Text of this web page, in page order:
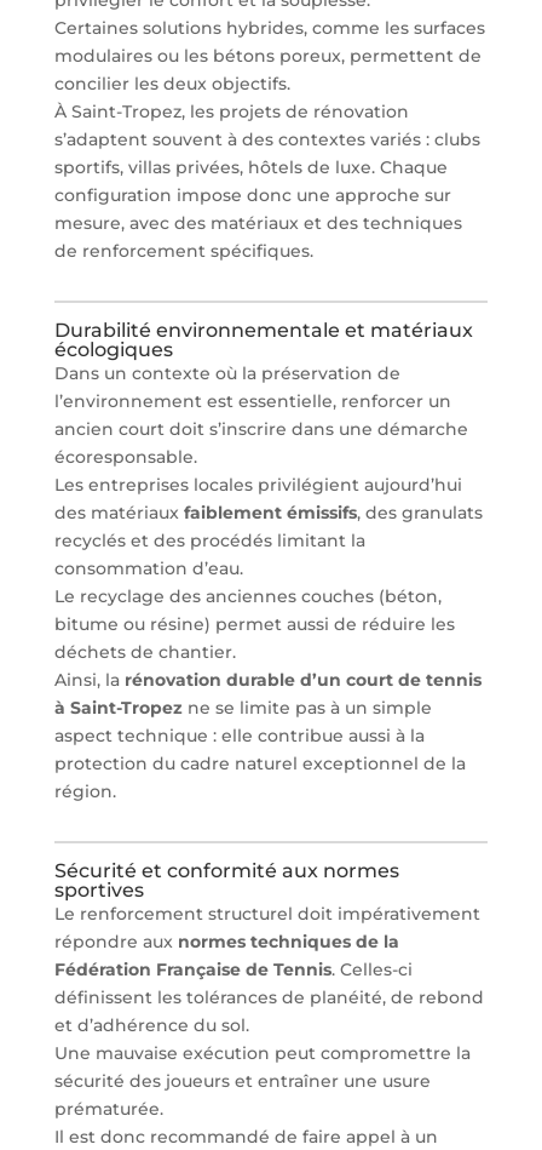
Certaines solutions hybrides, comme les surfaces
modulaires ou les bétons poreux, permettent de
concilier les deux objectifs.
À Saint-Tropez, les projets de rénovation
s’adaptent souvent à des contextes variés : clubs
sportifs, villas privées, hôtels de luxe. Chaque
configuration impose donc une approche sur
mesure, avec des matériaux et des techniques
de renforcement spécifiques.
Durabilité environnementale et matériaux
écologiques
Dans un contexte où la préservation de
l’environnement est essentielle, renforcer un
ancien court doit s’inscrire dans une démarche
écoresponsable.
Les entreprises locales privilégient aujourd’hui
des matériaux faiblement émissifs, des granulats
recyclés et des procédés limitant la
consommation d’eau.
Le recyclage des anciennes couches (béton,
bitume ou résine) permet aussi de réduire les
déchets de chantier.
Ainsi, la rénovation durable d’un court de tennis
à Saint-Tropezne se limite pas à un simple
aspect technique : elle contribue aussi à la
protection du cadre naturel exceptionnel de la
région.
Sécurité et conformité aux normes
sportives
Le renforcement structurel doit impérativement
répondre aux normes techniques de la
Fédération Française de Tennis. Celles-ci
définissent les tolérances de planéité, de rebond
et d’adhérence du sol.
Une mauvaise exécution peut compromettre la
sécurité des joueurs et entraîner une usure
prématurée.
Il est donc recommandé de faire appel à un